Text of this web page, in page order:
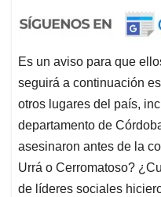
Es un aviso para que
seguirá a continuación
otros lugares del país,
departamento de
asesinaron antes de la
Urrá o Cerromatoso?
de líderes sociales